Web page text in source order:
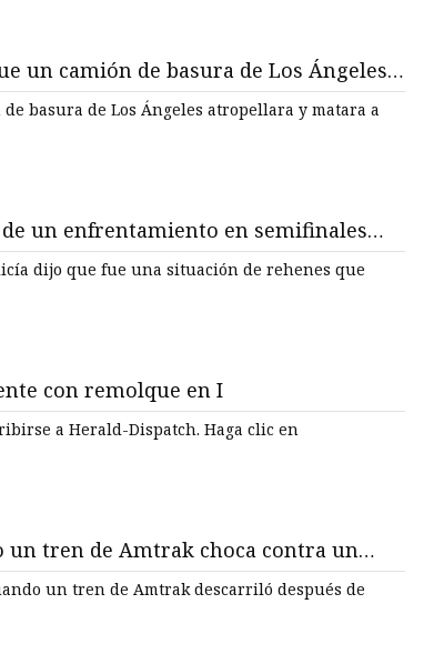
un camión de basura de Los Ángeles
Oaks
basura de Los Ángeles atropellara y matara a
un enfrentamiento en semifinales
dijo que fue una situación de rehenes que
con remolque en I
Dispatch. Haga clic en
un tren de Amtrak choca contra un
un tren de Amtrak descarriló después de